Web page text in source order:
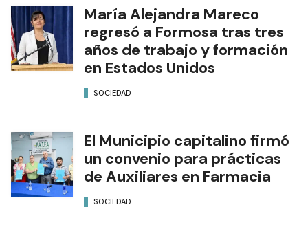
María Alejandra Mareco
regresó a Formosa tras tres
años de trabajo y formación
en Estados Unidos
SOCIEDAD
El Municipio capitalino firmó
un convenio para prácticas
de Auxiliares en Farmacia
SOCIEDAD